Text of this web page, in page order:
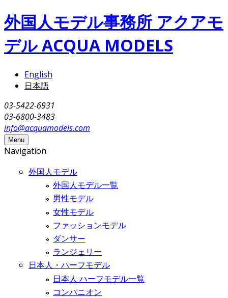
メインコンテンツに移動
外国人モデル事務所 アクアモ
デル ACQUA MODELS
English
日本語
03-5422-6931
03-6800-3483
info@acquamodels.com
Menu
Navigation
外国人モデル
外国人モデル一覧
男性モデル
女性モデル
ファッションモデル
ダンサー
ランジェリー
日本人・ハーフモデル
日本人 ハーフモデル一覧
コンパニオン